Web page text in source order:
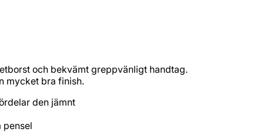
och bekvämt greppvänligt handtag.
mycket bra finish.
pensel